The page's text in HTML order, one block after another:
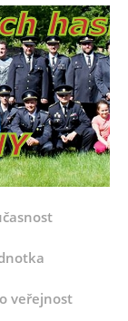
veřejnost